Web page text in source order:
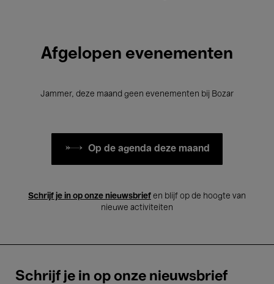
Afgelopen evenementen
Jammer, deze maand geen evenementen bij Bozar
Op de agenda deze maand
Schrijf je in op onze nieuwsbrief en blijf op de hoogte van
nieuwe activiteiten
Schrijf je in op onze nieuwsbrief